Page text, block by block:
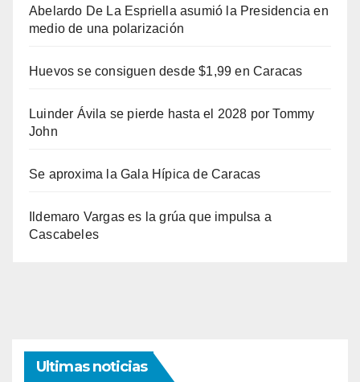
Abelardo De La Espriella asumió la Presidencia en
medio de una polarización
Huevos se consiguen desde $1,99 en Caracas
Luinder Ávila se pierde hasta el 2028 por Tommy
John
Se aproxima la Gala Hípica de Caracas
Ildemaro Vargas es la grúa que impulsa a
Cascabeles
Ultimas noticias